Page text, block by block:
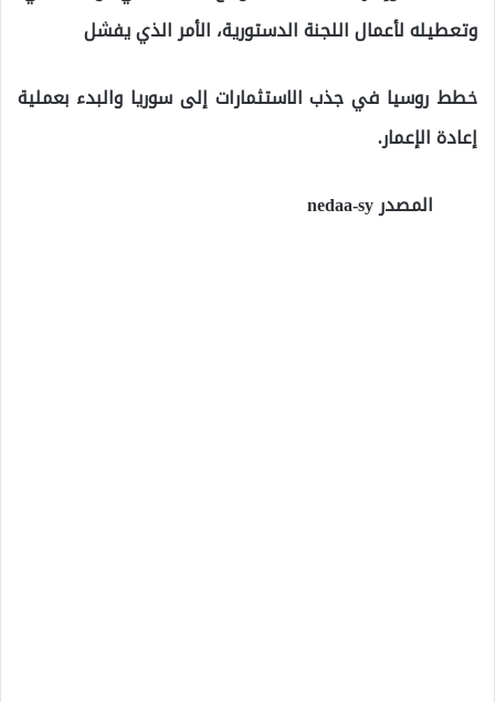
وتعطيله لأعمال اللجنة الدستورية، الأمر الذي يفشل
خطط روسيا في جذب الاستثمارات إلى سوريا والبدء بعملية
إعادة الإعمار.
المصدر nedaa-sy